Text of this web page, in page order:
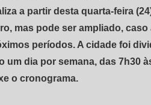
a partir desta quarta-feira
mas pode ser ampliado,
períodos. A cidade foi
dia por semana, das 7h30
o cronograma.